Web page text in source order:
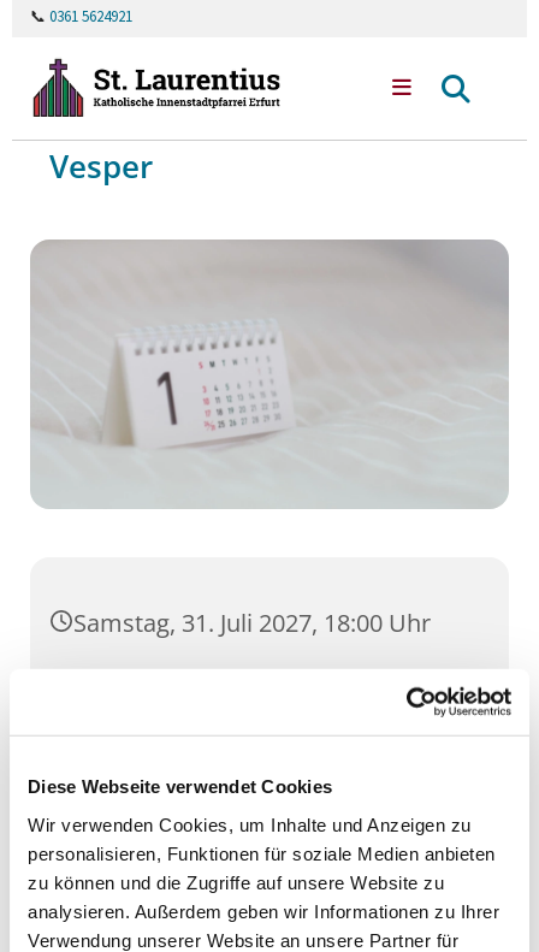
Diese Webseite verwendet Cookies
Wir verwenden Cookies, um Inhalte und Anzeigen zu
personalisieren, Funktionen für soziale Medien anbieten
zu können und die Zugriffe auf unsere Website zu
analysieren. Außerdem geben wir Informationen zu Ihrer
Verwendung unserer Website an unsere Partner für
📞 0361 5624921
Vesper
Samstag, 31. Juli 2027, 18:00 Uhr
Dom, Domstufen 1, 99084 Erfurt